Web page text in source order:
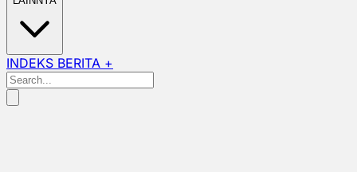
INDEKS BERITA +